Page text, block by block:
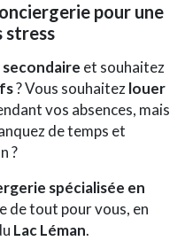
pour une
stress
et souhaitez
? Vous souhaitezlouer
vos absences, mais
de temps et
?
spécialisée en
de tout pour vous, en
Lac Léman.